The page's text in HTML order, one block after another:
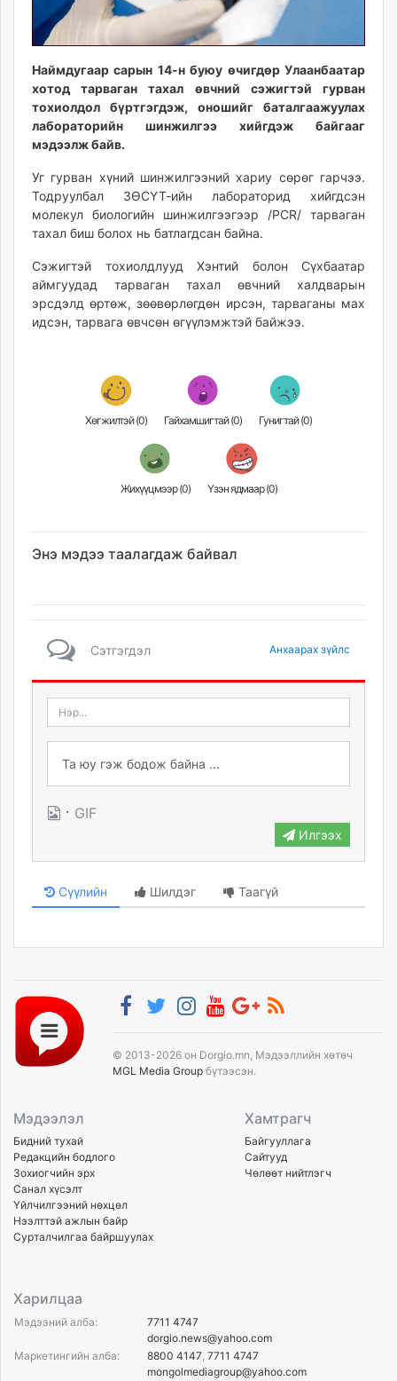
today.mn
zuv.mn
mminfo.mn
ugluu.mn
urlag.mn
unen.mn
shuurhai.mn
unuudur.mn
fact.mn
itoim.mn
tumen.mn
tvmongolia.mn
unread.today
Наймдугаар сарын 14-н буюу өчигдөр Улаанбаатар
хотод тарваган тахал өвчний сэжигтэй гурван
тохиолдол бүртгэгдэж, оношийг баталгаажуулах
лабораторийн шинжилгээ хийгдэж байгааг
мэдээлж байв.
Уг гурван хүний шинжилгээний хариу сөрөг гарчээ.
Тодруулбал ЗӨСҮТ-ийн лабораторид хийгдсэн
молекул биологийн шинжилгээгээр /PCR/ тарваган
тахал биш болох нь батлагдсан байна.
Сэжигтэй тохиолдлууд Хэнтий болон Сүхбаатар
аймгуудад тарваган тахал өвчний халдварын
эрсдэлд өртөж, зөөвөрлөгдөн ирсэн, тарваганы мах
идсэн, тарвага өвчсөн өгүүлэмжтэй байжээ.
Хөгжилтэй (0) Гайхамшигтай (0) Гунигтай (0)
Жихүүцмээр (0) Үзэн ядмаар (0)
Энэ мэдээ таалагдаж байвал
Сэтгэгдэл Анхаарах зүйлс
· GIF
Илгээх
Сүүлийн Шилдэг Таагүй
© 2013-2026 он Dorgio.mn, Мэдээллийн хөтөч
MGL Media Group бүтээсэн.
Мэдээлэл
Бидний тухай
Редакцийн бодлого
Зохиогчийн эрх
Санал хүсэлт
Үйлчилгээний нөхцөл
Нээлттэй ажлын байр
Сурталчилгаа байршуулах
Хамтрагч
Байгууллага
Сайтууд
Чөлөөт нийтлэгч
Харилцаа
Мэдээний алба:
7711 4747
dorgio.news@yahoo.com
Маркетингийн алба:
8800 4147 7711 4747
mongolmediagroup@yahoo.com